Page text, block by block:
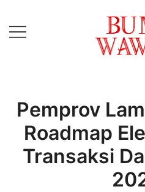
ke
konten
Pemprov
Roadmap
Transaksi